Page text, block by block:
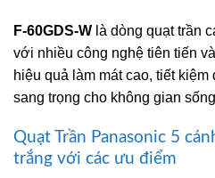
F-60GDS-W là dòng quạt trần
với nhiều công nghệ tiên tiến
hiệu quả làm mát cao, tiết
sang trọng cho không gian
Quạt Trần Panasonic 5
trắng với các ưu điểm